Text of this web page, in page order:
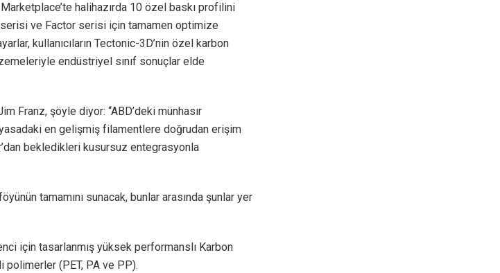
halihazırda 10 özel baskı profilini
ve Factor serisi için tamamen optimize
kullanıcıların Tectonic-3D’nin özel karbon
endüstriyel sınıf sonuçlar elde
Franz, şöyle diyor: “ABD’deki münhasır
en gelişmiş filamentlere doğrudan erişim
bekledikleri kusursuz entegrasyonla
tamamını sunacak, bunlar arasında şunlar yer
için tasarlanmış yüksek performanslı Karbon
polimerler (PET, PA ve PP).